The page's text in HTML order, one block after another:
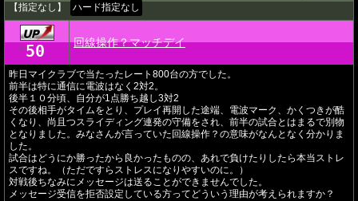
【指定なし】
ハード指定なし
★ 50 回線操作？マッチデイ
昨日マイクラブで当たったレート800台の方でした。
前半は特に通信に電波はなく2対2。
後半１０分頃、自分が1点勝ち越し3対2
その後相手がタイムをとり、プレイ再開した途端、電波マーク、かくつきが酷
くなり、尚且つスライディング連発の守備をされ、前半の試合とはまるで別物
となりました。みなさんが言っていた回線操作？の意味がなんとなく分かりま
した。
試合はどうにか勝ったから良かったものの、あれで負けたりしたら本当ストレ
スですね。（ただですらストレスになりやすいのに。）
対戦後ちなみにメッセージは送ることができませんでした。
メッセージ受信を拒否設定している方ってどういう理由が考えられますか？